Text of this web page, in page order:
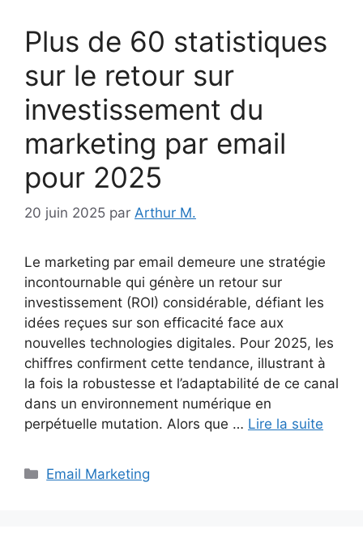
Plus de 60 statistiques
sur le retour sur
investissement du
marketing par email
pour 2025
20 juin 2025 par Arthur M.
Le marketing par email demeure une stratégie
incontournable qui génère un retour sur
investissement (ROI) considérable, défiant les
idées reçues sur son efficacité face aux
nouvelles technologies digitales. Pour 2025, les
chiffres confirment cette tendance, illustrant à
la fois la robustesse et l’adaptabilité de ce canal
dans un environnement numérique en
perpétuelle mutation. Alors que … Lire la suite
Catégories
Email Marketing